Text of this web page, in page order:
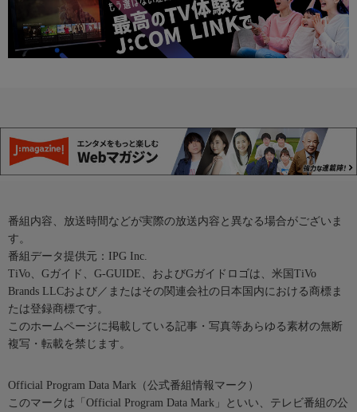
番組内容、放送時間などが実際の放送内容と異なる場合がございま
す。
番組データ提供元：IPG Inc.
TiVo、Gガイド、G-GUIDE、およびGガイドロゴは、米国TiVo
Brands LLCおよび／またはその関連会社の日本国内における商標ま
たは登録商標です。
このホームページに掲載している記事・写真等あらゆる素材の無断
複写・転載を禁じます。
Official Program Data Mark（公式番組情報マーク）
このマークは「Official Program Data Mark」といい、テレビ番組の公